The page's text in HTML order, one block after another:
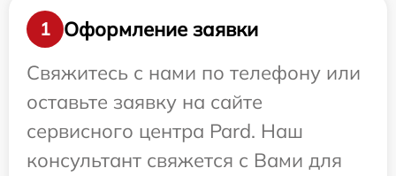
1
Оформление заявки
Свяжитесь с нами по телефону или
оставьте заявку на сайте
сервисного центра Pard. Наш
консультант свяжется с Вами для